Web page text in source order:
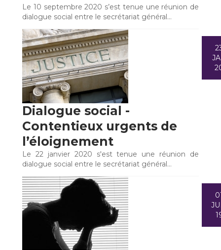
Le 10 septembre 2020 s’est tenue une réunion de
dialogue social entre le secrétariat général…
Dialogue social -
Contentieux urgents de
l’éloignement
Le 22 janvier 2020 s'est tenue une réunion de
dialogue social entre le secrétariat général…